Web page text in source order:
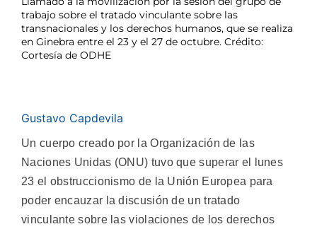
trabajo sobre el tratado vinculante sobre las
transnacionales y los derechos humanos, que se realiza
en Ginebra entre el 23 y el 27 de octubre. Crédito:
Cortesía de ODHE
Gustavo Capdevila
Un cuerpo creado por la Organización de las
Naciones Unidas (ONU) tuvo que superar el lunes
23 el obstruccionismo de la Unión Europea para
poder encauzar la discusión de un tratado
vinculante sobre las violaciones de los derechos